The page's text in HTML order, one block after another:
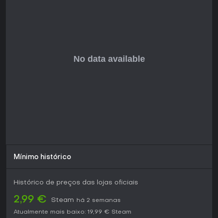
jornada pelo país repleta de mistérios.
com exploração em ilhas e enigmas.
Runaway: A Twist of Fate - Conclui a trilogia com
reviravoltas e puzzles centrados em personagens.
The Next BIG Thing - Mergulha em uma trama inspirada
em Hollywood, lotada de personagens excêntricos.
Mínimo histórico
Histórico de preços das lojas oficiais
2,99 € Steam
há 2 semanas
Atualmente mais baixo: 19,99 € Steam